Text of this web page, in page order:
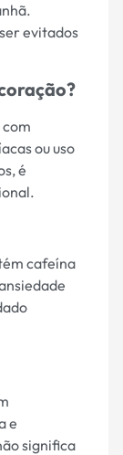
evitados
com
ou uso
é
cafeína
e
significa